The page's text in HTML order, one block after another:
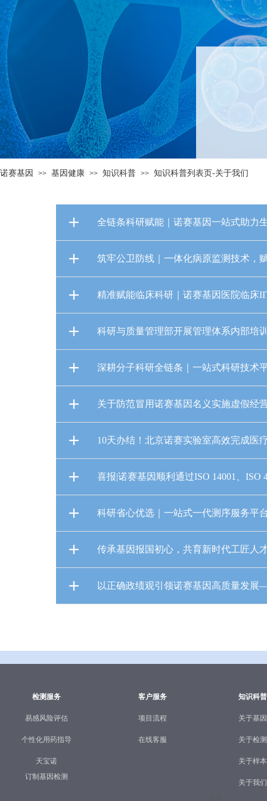
诺赛基因 >> 基因健康 >> 知识科普 >> 知识科普列表页-关于我们
全链条科研赋能｜诺赛基因一站式助力
筑牢公卫防线｜一体化病原监测技术，
精准赋能临床科研｜诺赛基因医院临床
科研与质量管理部开展管理体系内部培
深耕分子科研全链条｜一站式科研技术
关于防范冒用诺赛基因名义实施虚假经
10天办结！北京诺赛实验室高效完成医
喜报|诺赛基因顺利通过ISO 14001、ISO
科研省心优选｜一站式一代测序服务平
传承基因报国初心，共育新时代工匠人
以正确政绩观引领诺赛基因高质量发
检测服务
易感风险评估
个性化用药指导
天宝诺
订制基因检测
客户服务
项目流程
在线客服
知识科普
关于基因
关于检测
关于样本
关于我们